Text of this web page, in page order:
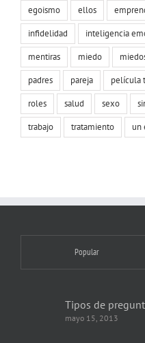
egoismo
ellos
infidelidad
inteligencia
mentiras
miedo
padres
pareja película
roles
salud sexo
trabajo
tratamiento un
Popular
Tipos de
mayo 15, 2013